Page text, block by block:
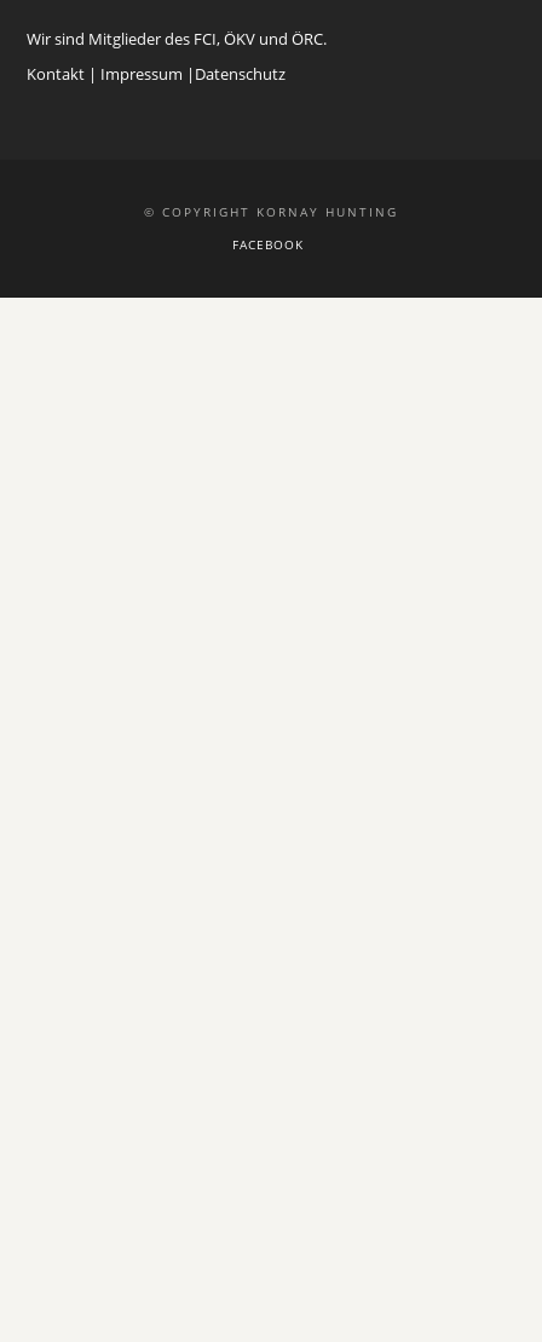
Wir sind Mitglieder des FCI, ÖKV und ÖRC.
Kontakt | Impressum | Datenschutz
© COPYRIGHT KORNAY HUNTING
FACEBOOK